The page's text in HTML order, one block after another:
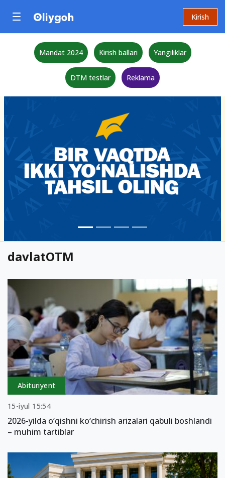
Kirish
Mandat 2024 Kirish ballari Yangiliklar
DTM testlar Reklama
davlatOTM
Abituriyent
15-iyul 15:54
2026-yilda o‘qishni ko‘chirish arizalari qabuli boshlandi
– muhim tartiblar